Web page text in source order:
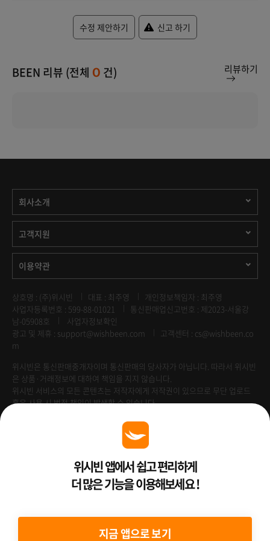
수정 제안하기 신고 하기
BEEN 리뷰 (전체 0 건) 리뷰하기
회사소개
고객지원
이용약관
상호명 : (주)위시빈 대표 : 최주영
개인정보책임자 : 최주영
사업자등록번호 : 599-88-01021
통신판매업신고번호 : 제2023-서울강
남-05908호
사업자정보확인
광고 및 제휴 : support@wishbeen.com
고객센터 : cs@wishbeen.co
m
위시빈은 통신판매중개자이며 통신판매의 당사자가 아닙니다. 따라서 위시빈
은 상품·거래정보에 대하여 책임을 지지 않습니다.
위시빈 서비스의 모든 콘텐츠는 저작자에게 저작권이 있으므로 무단 업로드
혹은 사용 시 법적 책임이 발생할 수 있습니다.
Venture Enterprise위시빈 앱에서 쉽고 편리하게
더 많은 기능을 이용해보세요 !
지금 앱으로 보기